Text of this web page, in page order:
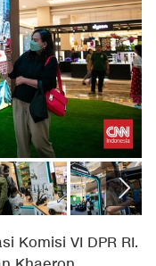
Komisi VI DPR RI.